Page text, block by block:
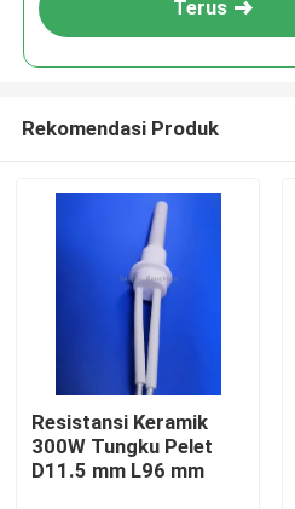
Rumah
Terus
Rekomendasi Produk
Resistansi Keramik
300W Tungku Pelet
D11.5 mm L96 mm